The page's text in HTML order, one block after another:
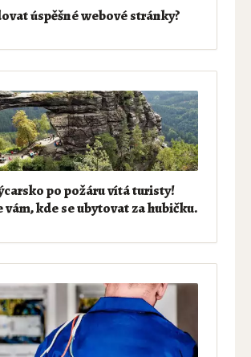
úspěšné webové stránky?
po požáru vítá turisty!
kde se ubytovat za hubičku.